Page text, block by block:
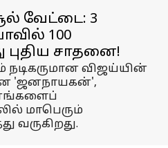
வேட்டை: 3
₹100
புதிய சாதனை!
நடிகருமான விஜய்யின்
'ஜனநாயகன்',
மாபெரும்
வருகிறது.